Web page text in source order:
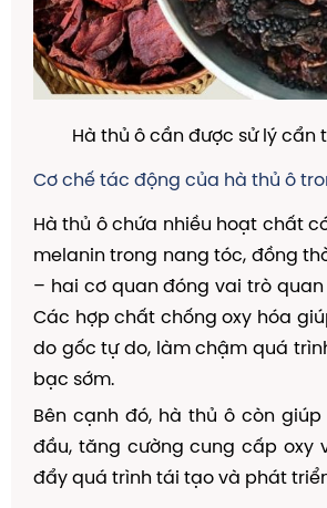
Hà thủ ô cần được sử lý cẩn
Cơ chế tác động của hà thủ ô
Hà thủ ô chứa nhiều hoạt chất
melanin trong nang tóc, đồng
– hai cơ quan đóng vai trò
Các hợp chất chống oxy hóa
do gốc tự do, làm chậm quá
bạc sớm.
Bên cạnh đó, hà thủ ô còn
đầu, tăng cường cung cấp oxy
đẩy quá trình tái tạo và phát